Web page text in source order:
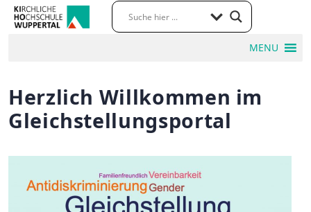
MENU
Herzlich Willkommen im
Gleichstellungsportal